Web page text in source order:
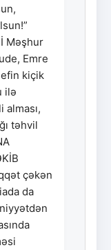
Məşhur
Emre
kiçik
ilə
təhvil
çəkən
da